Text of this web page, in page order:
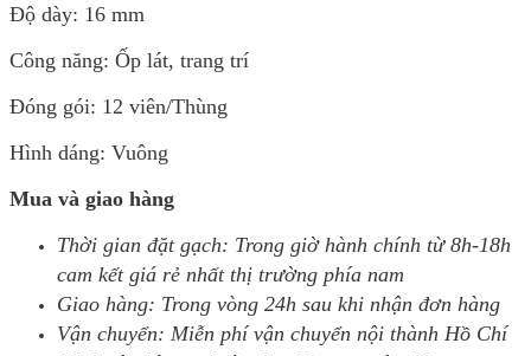
Độ dày: 16 mm
Công năng: Ốp lát, trang trí
Đóng gói: 12 viên/Thùng
Hình dáng: Vuông
Mua và giao hàng
Thời gian đặt gạch: Trong giờ hành chính từ 8h-18h
cam kết giá rẻ nhất thị trường phía nam
Giao hàng: Trong vòng 24h sau khi nhận đơn hàng
Vận chuyển: Miễn phí vận chuyển nội thành Hồ Chí